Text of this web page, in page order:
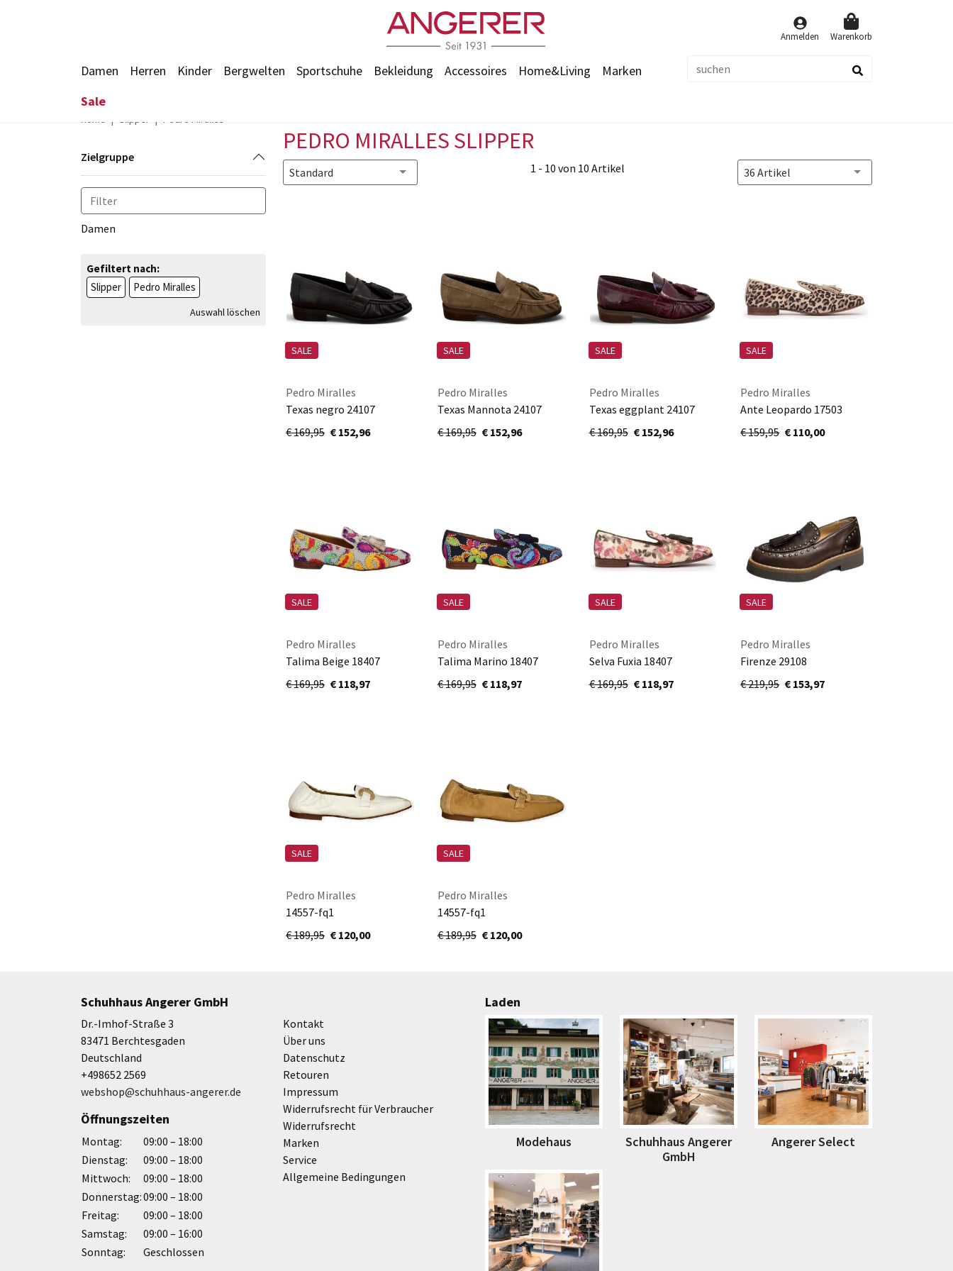
Anmelden Warenkorb
Damen Herren Kinder Bergwelten Sportschuhe Bekleidung Accessoires Home&Living
Marken
Sale
Home Slipper Pedro Miralles
Zielgruppe
Damen
Gefiltert nach:
Slipper
Pedro Miralles
Auswahl löschen
PEDRO MIRALLES SLIPPER
Standard 1 - 10 von 10 Artikel 36 Artikel
SALE
Pedro Miralles
Texas negro 24107
€ 169,95 € 152,96
SALE
Pedro Miralles
Texas Mannota 24107
€ 169,95 € 152,96
SALE
Pedro Miralles
Texas eggplant 24107
€ 169,95 € 152,96
SALE
Pedro Miralles
Ante Leopardo 17503
€ 159,95 € 110,00
SALE
Pedro Miralles
Talima Beige 18407
€ 169,95 € 118,97
SALE
Pedro Miralles
Talima Marino 18407
€ 169,95 € 118,97
SALE
Pedro Miralles
Selva Fuxia 18407
€ 169,95 € 118,97
SALE
Pedro Miralles
Firenze 29108
€ 219,95 € 153,97
SALE
Pedro Miralles
14557-fq1
€ 189,95 € 120,00
SALE
Pedro Miralles
14557-fq1
€ 189,95 € 120,00
Schuhhaus Angerer GmbH
Dr.-Imhof-Straße 3
83471 Berchtesgaden
Deutschland
+498652 2569
webshop@schuhhaus-angerer.de
Öffnungszeiten
Montag:
09:00 – 18:00
Dienstag:
09:00 – 18:00
Mittwoch:
09:00 – 18:00
Donnerstag:09:00 – 18:00
Freitag:
09:00 – 18:00
Samstag:
09:00 – 16:00
Sonntag:
Geschlossen
Kontakt
Über uns
Datenschutz
Retouren
Impressum
Widerrufsrecht für Verbraucher
Widerrufsrecht
Marken
Service
Allgemeine Bedingungen
Laden
Modehaus
Schuhhaus Angerer
GmbH
Angerer Select